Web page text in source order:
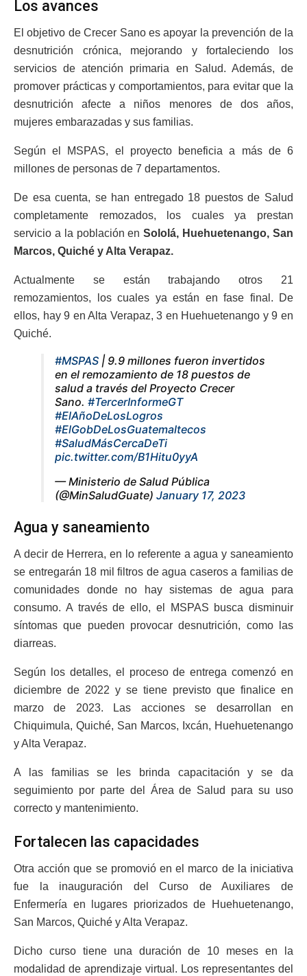
Los avances
El objetivo de Crecer Sano es apoyar la prevención de la
desnutrición crónica, mejorando y fortaleciendo los
servicios de atención primaria en Salud. Además, de
promover prácticas y comportamientos, para evitar que la
desnutrición afecte a niños menores de dos años,
mujeres embarazadas y sus familias.
Según el MSPAS, el proyecto beneficia a más de 6
millones de personas de 7 departamentos.
De esa cuenta, se han entregado 18 puestos de Salud
completamente remozados, los cuales ya prestan
servicio a la población enSololá, Huehuetenango, San
Marcos, Quiché y Alta Verapaz.
Actualmente se están trabajando otros 21
remozamientos, los cuales ya están en fase final. De
ellos, hay 9 en Alta Verapaz, 3 en Huehuetenango y 9 en
Quiché.
#MSPAS | 9.9 millones fueron invertidos
en el remozamiento de 18 puestos de
salud a través del Proyecto Crecer
Sano. #TercerInformeGT
#ElAñoDeLosLogros
#ElGobDeLosGuatemaltecos
#SaludMásCercaDeTi
pic.twitter.com/B1Hitu0yyA
— Ministerio de Salud Pública
(@MinSaludGuate) January 17, 2023
Agua y saneamiento
A decir de Herrera, en lo referente a agua y saneamiento
se entregarán 18 mil filtros de agua caseros a familias de
comunidades donde no hay sistemas de agua para
consumo. A través de ello, el MSPAS busca disminuir
síntomas que pueden provocar desnutrición, como las
diarreas.
Según los detalles, el proceso de entrega comenzó en
diciembre de 2022 y se tiene previsto que finalice en
marzo de 2023. Las acciones se desarrollan en
Chiquimula, Quiché, San Marcos, Ixcán, Huehuetenango
y Alta Verapaz.
A las familias se les brinda capacitación y se da
seguimiento por parte del Área de Salud para su uso
correcto y mantenimiento.
Fortalecen las capacidades
Otra acción que se promovió en el marco de la iniciativa
fue la inauguración del Curso de Auxiliares de
Enfermería en lugares priorizados de Huehuetenango,
San Marcos, Quiché y Alta Verapaz.
Dicho curso tiene una duración de 10 meses en la
modalidad de aprendizaje virtual. Los representantes del